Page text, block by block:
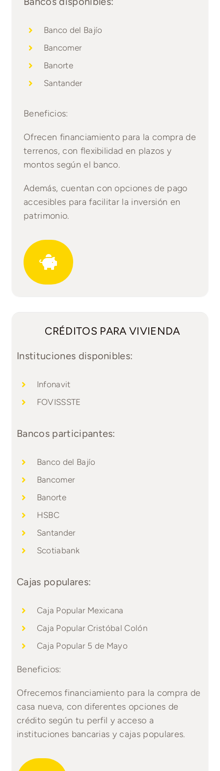
Banco del Bajío
Bancomer
Banorte
Santander
Beneficios:
Ofrecen financiamiento para la compra de
terrenos, con flexibilidad en plazos y
montos según el banco.
Además, cuentan con opciones de pago
accesibles para facilitar la inversión en
patrimonio.
CRÉDITOS PARA VIVIENDA
Instituciones disponibles:
Infonavit
FOVISSSTE
Bancos participantes:
Banco del Bajío
Bancomer
Banorte
HSBC
Santander
Scotiabank
Cajas populares:
Caja Popular Mexicana
Caja Popular Cristóbal Colón
Caja Popular 5 de Mayo
Beneficios:
Ofrecemos financiamiento para la compra de
casa nueva, con diferentes opciones de
crédito según tu perfil y acceso a
instituciones bancarias y cajas populares.